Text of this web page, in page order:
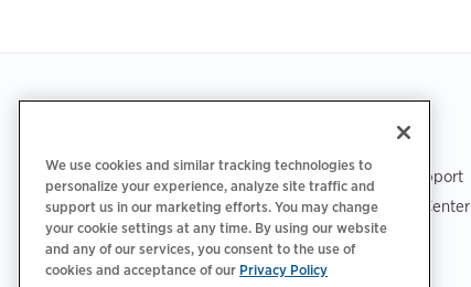
ChargePoint Support
Driver Support Center
Trust Center
We use cookies and similar tracking technologies to
personalize your experience, analyze site traffic and
support us in our marketing efforts. You may change
your cookie settings at any time. By using our website
and any of our services, you consent to the use of
cookies and acceptance of our Privacy Policy